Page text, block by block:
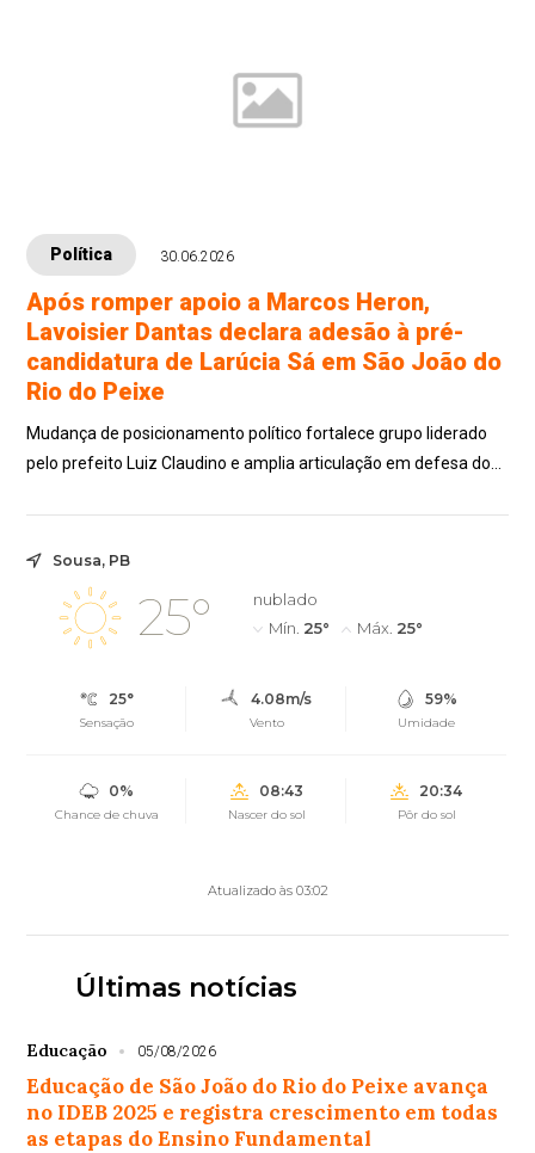
Política 30.06.2026
Após romper apoio a Marcos Heron,
Lavoisier Dantas declara adesão à pré-
candidatura de Larúcia Sá em São João do
Rio do Peixe
Mudança de posicionamento político fortalece grupo liderado
pelo prefeito Luiz Claudino e amplia articulação em defesa do
Sousa, PB
25°
nublado
Mín. 25° Máx. 25°
25°
Sensação
4.08m/s
Vento
59%
Umidade
0%
Chance de chuva
08:43
Nascer do sol
20:34
Pôr do sol
Atualizado às 03:02
Últimas notícias
Educação 05/08/2026
Educação de São João do Rio do Peixe avança
no IDEB 2025 e registra crescimento em todas
as etapas do Ensino Fundamental